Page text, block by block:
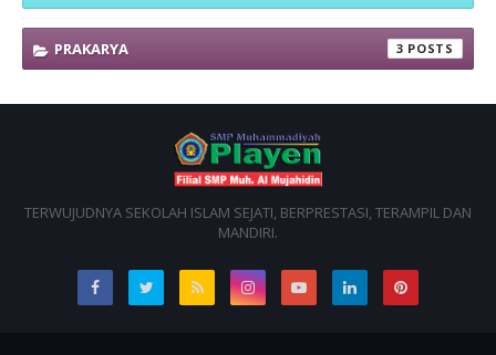
PRAKARYA 3
TERWUJUDNYA SEKOLAH ISLAM SEJATI, BERPRESTASI, TERAMPIL DAN
MANDIRI.